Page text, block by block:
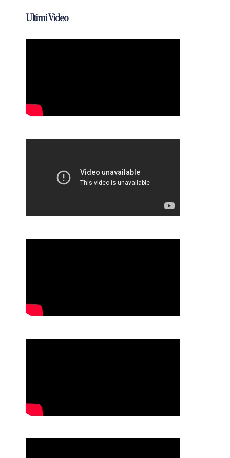
Ultimi Video